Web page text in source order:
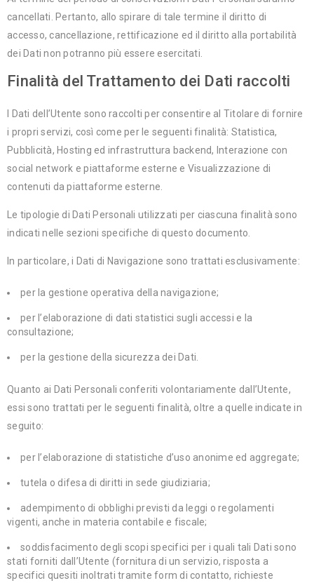
cancellati. Pertanto, allo spirare di tale termine il diritto di
accesso, cancellazione, rettificazione ed il diritto alla portabilità
dei Dati non potranno più essere esercitati.
Finalità del Trattamento dei Dati raccolti
I Dati dell’Utente sono raccolti per consentire al Titolare di fornire
i propri servizi, così come per le seguenti finalità: Statistica,
Pubblicità, Hosting ed infrastruttura backend, Interazione con
social network e piattaforme esterne e Visualizzazione di
contenuti da piattaforme esterne.
Le tipologie di Dati Personali utilizzati per ciascuna finalità sono
indicati nelle sezioni specifiche di questo documento.
In particolare, i Dati di Navigazione sono trattati esclusivamente:
per la gestione operativa della navigazione;
per l’elaborazione di dati statistici sugli accessi e la
consultazione;
per la gestione della sicurezza dei Dati.
Quanto ai Dati Personali conferiti volontariamente dall’Utente,
essi sono trattati per le seguenti finalità, oltre a quelle indicate in
seguito:
per l’elaborazione di statistiche d’uso anonime ed aggregate;
tutela o difesa di diritti in sede giudiziaria;
adempimento di obblighi previsti da leggi o regolamenti
vigenti, anche in materia contabile e fiscale;
soddisfacimento degli scopi specifici per i quali tali Dati sono
stati forniti dall’Utente (fornitura di un servizio, risposta a
specifici quesiti inoltrati tramite form di contatto, richieste